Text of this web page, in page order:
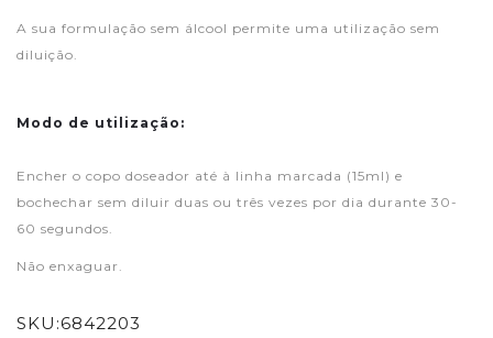
A sua formulação sem álcool permite uma utilização sem
diluição.
Modo de utilização:
Encher o copo doseador até à linha marcada (15ml) e
bochechar sem diluir duas ou três vezes por dia durante 30-
60 segundos.
Não enxaguar.
SKU:6842203